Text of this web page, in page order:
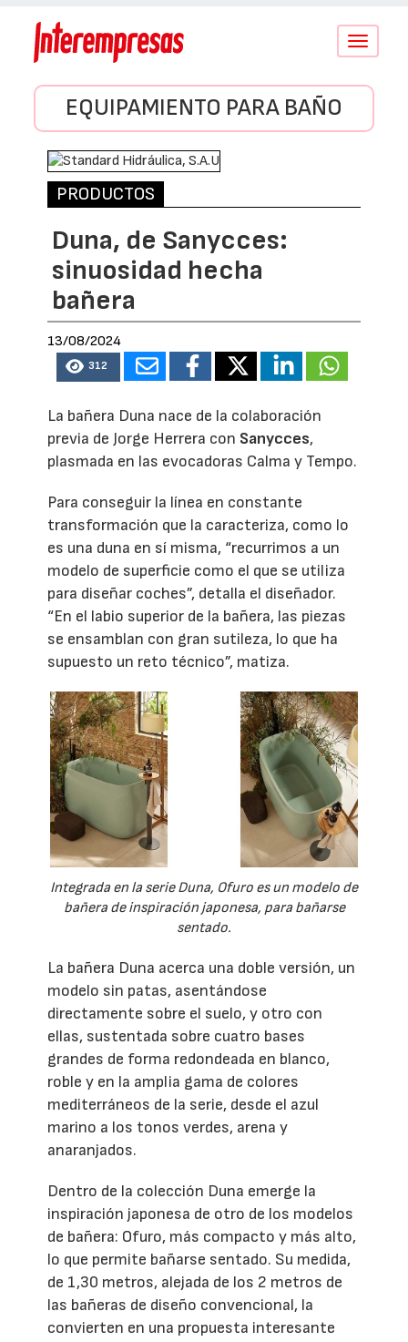
Conmutar
EQUIPAMIENTO PARA BAÑO
PRODUCTOS
Duna, de Sanycces:
sinuosidad hecha
bañera
13/08/2024
312
La bañera Duna nace de la colaboración
previa de Jorge Herrera con Sanycces,
plasmada en las evocadoras Calma y Tempo.
Para conseguir la línea en constante
transformación que la caracteriza, como lo
es una duna en sí misma, “recurrimos a un
modelo de superficie como el que se utiliza
para diseñar coches”, detalla el diseñador.
“En el labio superior de la bañera, las piezas
se ensamblan con gran sutileza, lo que ha
supuesto un reto técnico”, matiza.
Integrada en la serie Duna, Ofuro es un modelo de
bañera de inspiración japonesa, para bañarse
sentado.
La bañera Duna acerca una doble versión, un
modelo sin patas, asentándose
directamente sobre el suelo, y otro con
ellas, sustentada sobre cuatro bases
grandes de forma redondeada en blanco,
roble y en la amplia gama de colores
mediterráneos de la serie, desde el azul
marino a los tonos verdes, arena y
anaranjados.
Dentro de la colección Duna emerge la
inspiración japonesa de otro de los modelos
de bañera: Ofuro, más compacto y más alto,
lo que permite bañarse sentado. Su medida,
de 1,30 metros, alejada de los 2 metros de
las bañeras de diseño convencional, la
convierten en una propuesta interesante